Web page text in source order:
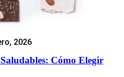
2026
Cómo Elegir